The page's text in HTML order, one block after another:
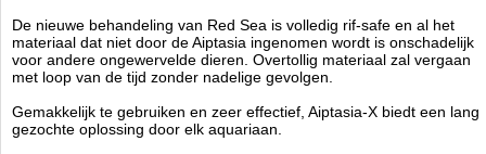
De nieuwe behandeling van Red Sea is volledig rif-safe en al het
materiaal dat niet door de Aiptasia ingenomen wordt is onschadelijk
voor andere ongewervelde dieren. Overtollig materiaal zal vergaan
met loop van de tijd zonder nadelige gevolgen.
Gemakkelijk te gebruiken en zeer effectief, Aiptasia-X biedt een lang
gezochte oplossing door elk aquariaan.